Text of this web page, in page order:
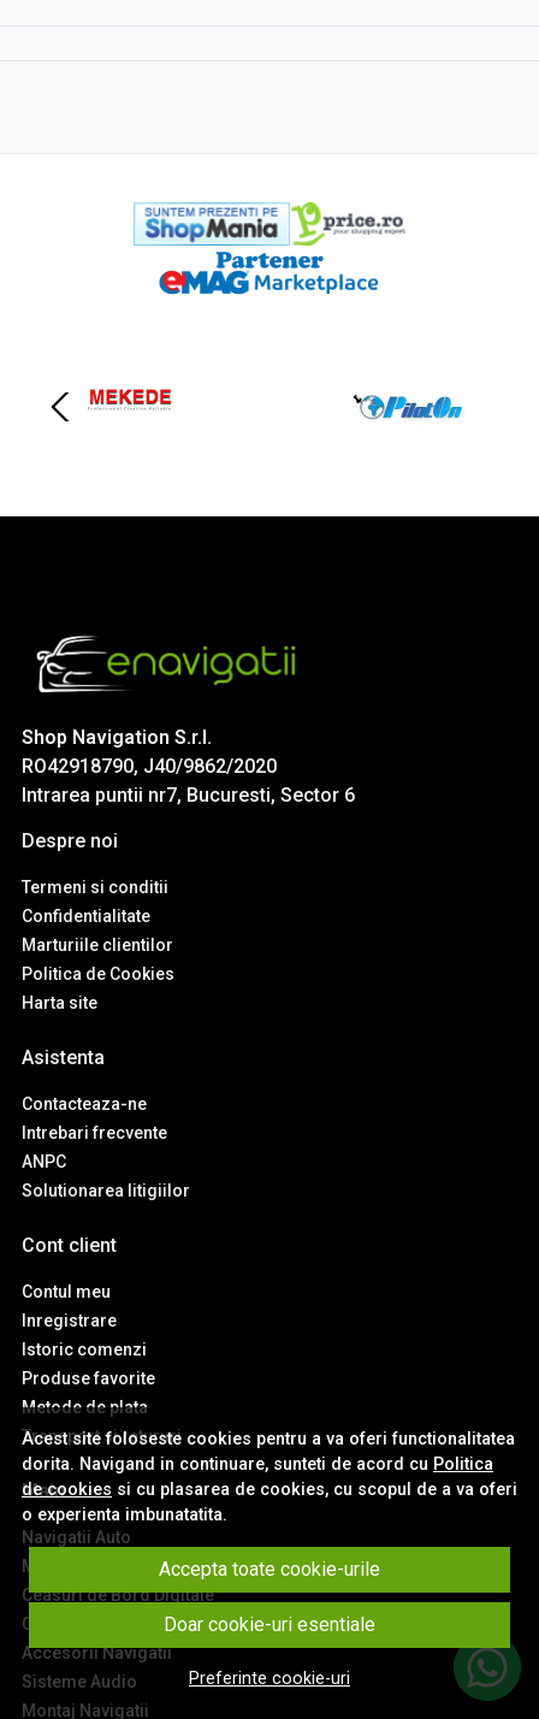
Acest site foloseste cookies pentru a va oferi functionalitatea
dorita. Navigand in continuare, sunteti de acord cu Politica
de cookies si cu plasarea de cookies, cu scopul de a va oferi
o experienta imbunatatita.
Accepta toate cookie-urile
Doar cookie-uri esentiale
Preferinte cookie-uri
Shop Navigation S.r.l.
RO42918790, J40/9862/2020
Intrarea puntii nr7, Bucuresti, Sector 6
Despre noi
Termeni si conditii
Confidentialitate
Marturiile clientilor
Politica de Cookies
Harta site
Asistenta
Contacteaza-ne
Intrebari frecvente
ANPC
Solutionarea litigiilor
Cont client
Contul meu
Inregistrare
Istoric comenzi
Produse favorite
Metode de plata
Transport si retururi
Main
Navigatii Auto
Module Carplay si Android Auto
Ceasuri de Bord Digitale
Camere Auto
Accesorii Navigatii
Sisteme Audio
Montaj Navigatii